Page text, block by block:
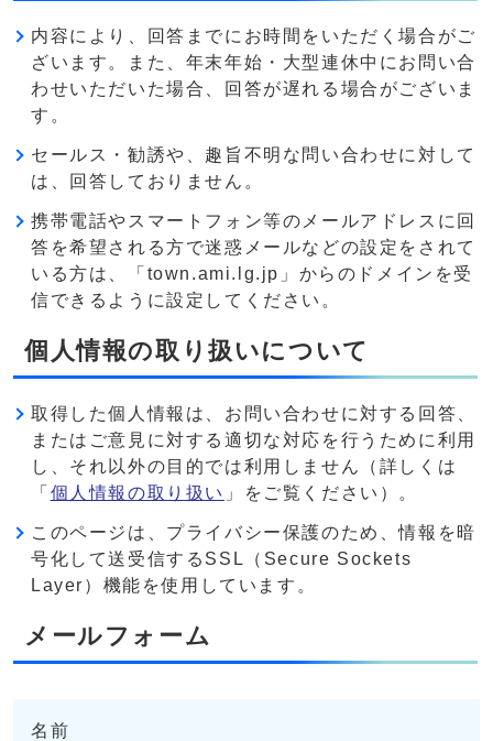
内容により、回答までにお時間をいただく場合がご
ざいます。また、年末年始・大型連休中にお問い合
わせいただいた場合、回答が遅れる場合がございま
す。
セールス・勧誘や、趣旨不明な問い合わせに対して
は、回答しておりません。
携帯電話やスマートフォン等のメールアドレスに回
答を希望される方で迷惑メールなどの設定をされて
いる方は、「town.ami.lg.jp」からのドメインを受
信できるように設定してください。
個人情報の取り扱いについて
取得した個人情報は、お問い合わせに対する回答、
またはご意見に対する適切な対応を行うために利用
し、それ以外の目的では利用しません（詳しくは
「 個人情報の取り扱い 」をご覧ください）。
このページは、プライバシー保護のため、情報を暗
号化して送受信するSSL（Secure Sockets
Layer）機能を使用しています。
メールフォーム
名前